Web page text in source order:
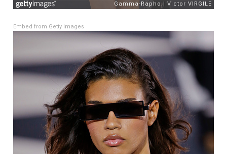
Embed from Getty Images